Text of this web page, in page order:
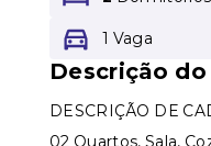
1 Vaga
Descrição
DESCRIÇÃO DE
02 Quartos, Sala,